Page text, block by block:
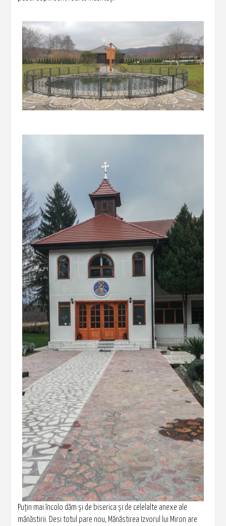
Puțin mai încolo dăm și de biserica și de celelalte anexe ale
mănăstirii. Desi totul pare nou, Mănăstirea Izvorul lui Miron are